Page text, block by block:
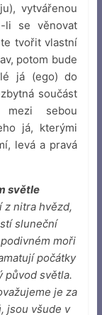
vytvářenou
li se věnovat
tvořit vlastní
potom bude
já (ego) do
součást
mezi sebou
já, kterými
levá a pravá
světle
z nitra hvězd,
sluneční
moři
počátky
původ světla.
je za
jsou všude v